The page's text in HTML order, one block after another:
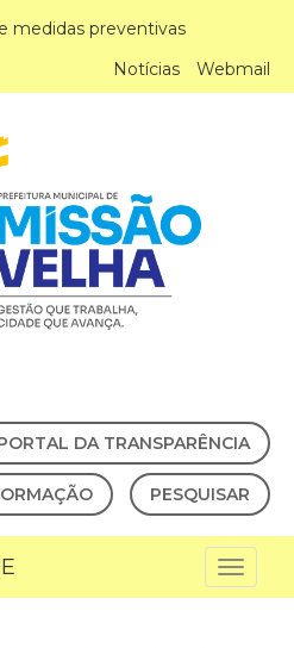
medidas preventivas
Notícias
Webmail
DA TRANSPARÊNCIA
PESQUISAR